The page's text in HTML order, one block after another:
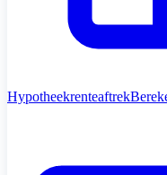
Hypotheekrenteaftrek